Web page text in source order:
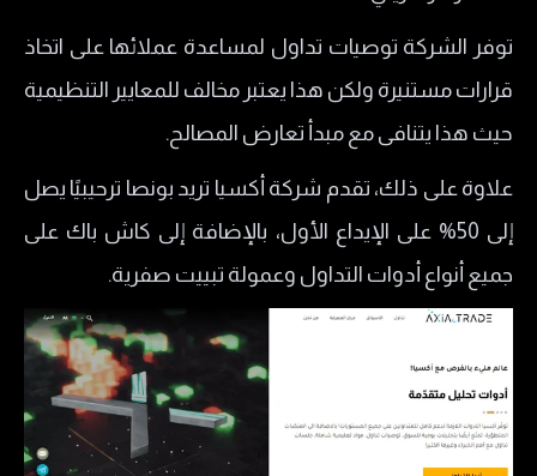
الحساب البرونزي
الحساب الماسي
الأصول المالية المتاحة للتداول لدى Axia
Investments
منصات التداول المتاحه في شركة اكسيا
منصة أكسيا تريدر
تطبيق أكسيا
منصة MT5
طرق الايداع والسحب في شركه اكسيا انفيستمنت
توفر الشركة توصيات تداول لمساعدة عملائها على اتخاذ
قرارات مستنيرة ولكن هذا يعتبر مخالف للمعايير التنظيمية
حيث هذا يتنافى مع مبدأ تعارض المصالح.
علاوة على ذلك، تقدم شركة أكسيا تريد بونصا ترحيبيًا يصل
إلى 50% على الإيداع الأول، بالإضافة إلى كاش باك على
جميع أنواع أدوات التداول وعمولة تبييت صفرية.